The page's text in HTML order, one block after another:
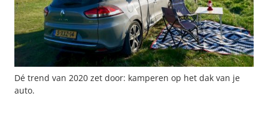
Dé trend van 2020 zet door: kamperen op het dak van je
auto.